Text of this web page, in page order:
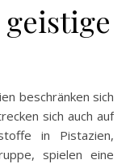
beschränken sich
sich auch auf
in Pistazien,
spielen eine